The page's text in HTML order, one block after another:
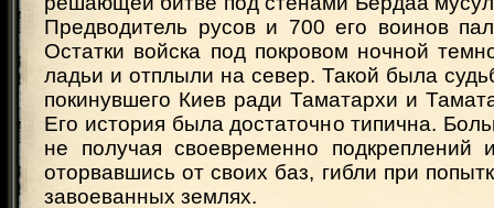
Предводитель русов и 700 его воинов
Остатки войска под покровом ночной
ладьи и отплыли на север. Такой была
покинувшего Киев ради Таматархи и
Его история была достаточно типична.
не получая своевременно подкреплений
оторвавшись от своих баз, гибли при
завоеванных землях.